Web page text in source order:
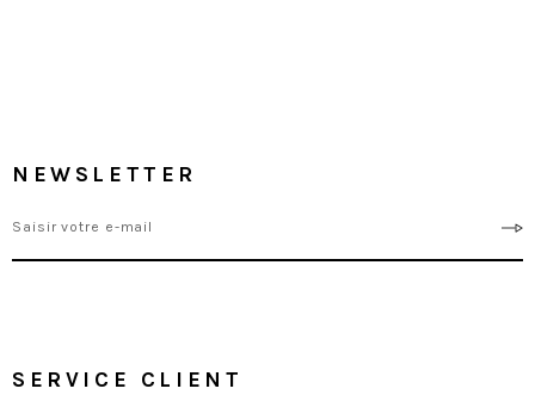
NEWSLETTER
SERVICE CLIENT